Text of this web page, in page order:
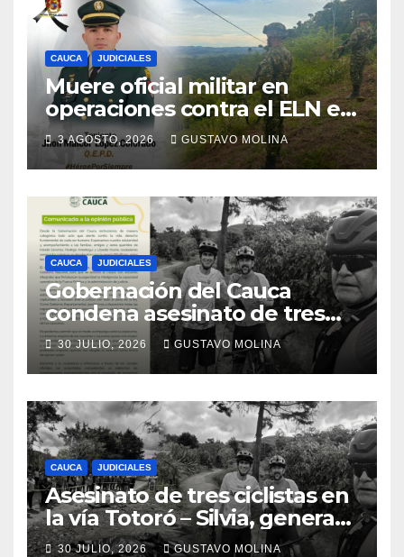
CAUCA JUDICIALES
Muere oficial militar en
operaciones contra el ELN en
el sur del Cauca
3 AGOSTO, 2026 GUSTAVO MOLINA
CAUCA JUDICIALES
Gobernación del Cauca
condena asesinato de tres
ciudadanos y exige medidas
urgentes al Gobierno
Nacional
30 JULIO, 2026 GUSTAVO MOLINA
CAUCA JUDICIALES
Asesinato de tres ciclistas en
la vía Totoró – Silvia, genera
consternación en el Cauca
30 JULIO, 2026 GUSTAVO MOLINA